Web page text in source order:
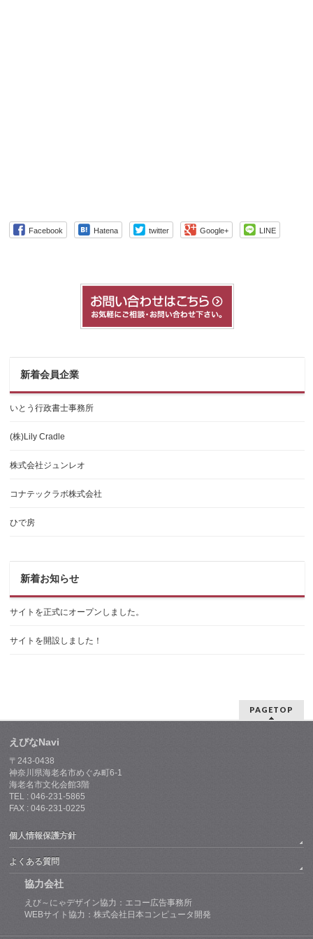
Facebook Hatena twitter Google+ LINE
新着会員企業
いとう行政書士事務所
(株)Lily Cradle
株式会社ジュンレオ
コナテックラボ株式会社
ひで房
新着お知らせ
サイトを正式にオープンしました。
サイトを開設しました！
PAGETOP
えびなNavi
〒243-0438
神奈川県海老名市めぐみ町6-1
海老名市文化会館3階
TEL : 046-231-5865
FAX : 046-231-0225
個人情報保護方針
よくある質問
協力会社
えび～にゃデザイン協力：エコー広告事務所
WEBサイト協力：株式会社日本コンピュータ開発